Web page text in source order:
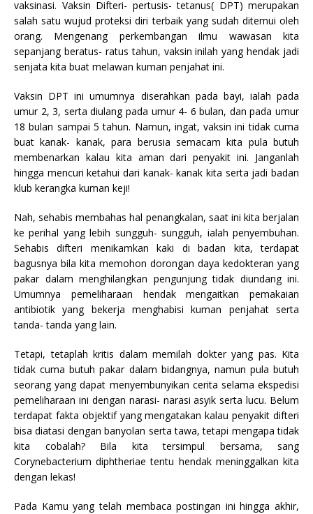
vaksinasi. Vaksin Difteri- pertusis- tetanus( DPT) merupakan
salah satu wujud proteksi diri terbaik yang sudah ditemui oleh
orang. Mengenang perkembangan ilmu wawasan kita
sepanjang beratus- ratus tahun, vaksin inilah yang hendak jadi
senjata kita buat melawan kuman penjahat ini.
Vaksin DPT ini umumnya diserahkan pada bayi, ialah pada
umur 2, 3, serta diulang pada umur 4- 6 bulan, dan pada umur
18 bulan sampai 5 tahun. Namun, ingat, vaksin ini tidak cuma
buat kanak- kanak, para berusia semacam kita pula butuh
membenarkan kalau kita aman dari penyakit ini. Janganlah
hingga mencuri ketahui dari kanak- kanak kita serta jadi badan
klub kerangka kuman keji!
Nah, sehabis membahas hal penangkalan, saat ini kita berjalan
ke perihal yang lebih sungguh- sungguh, ialah penyembuhan.
Sehabis difteri menikamkan kaki di badan kita, terdapat
bagusnya bila kita memohon dorongan daya kedokteran yang
pakar dalam menghilangkan pengunjung tidak diundang ini.
Umumnya pemeliharaan hendak mengaitkan pemakaian
antibiotik yang bekerja menghabisi kuman penjahat serta
tanda- tanda yang lain.
Tetapi, tetaplah kritis dalam memilah dokter yang pas. Kita
tidak cuma butuh pakar dalam bidangnya, namun pula butuh
seorang yang dapat menyembunyikan cerita selama ekspedisi
pemeliharaan ini dengan narasi- narasi asyik serta lucu. Belum
terdapat fakta objektif yang mengatakan kalau penyakit difteri
bisa diatasi dengan banyolan serta tawa, tetapi mengapa tidak
kita cobalah? Bila kita tersimpul bersama, sang
Corynebacterium diphtheriae tentu hendak meninggalkan kita
dengan lekas!
Pada Kamu yang telah membaca postingan ini hingga akhir,